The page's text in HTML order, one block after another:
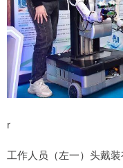
r
工作人员（左一）头戴